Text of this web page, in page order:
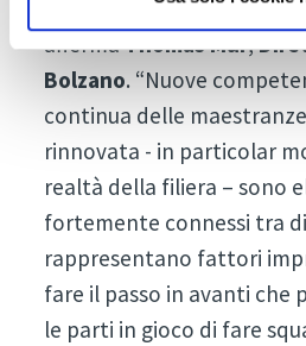
per poter affrontare le
affermaThomas Mur,
Bolzano. “Nuove
continua delle
rinnovata - in particolar
realtà della filiera – sono
fortemente connessi tra
rappresentano fattori
fare il passo in avanti
le parti in gioco di fare